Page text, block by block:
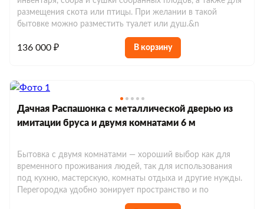
размещения скота или птицы. При желании в такой
бытовке можно разместить туалет или душ.&n
136 000 ₽ В корзину
Дачная Распашонка с металлической дверью из
имитации бруса и двумя комнатами 6 м
Бытовка с двумя комнатами — хороший выбор как для
временного проживания людей, так для использования
под кухню, мастерскую, комнаты отдыха и другие нужды.
Перегородка удобно зонирует пространство и по